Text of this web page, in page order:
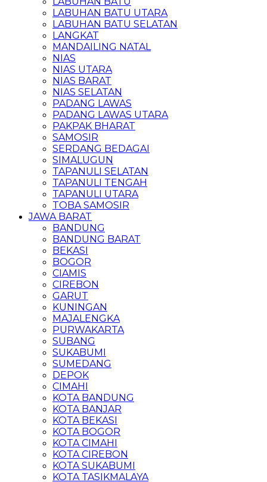
LABUHAN BATU UTARA
LABUHAN BATU SELATAN
LANGKAT
MANDAILING NATAL
NIAS
NIAS UTARA
NIAS BARAT
NIAS SELATAN
PADANG LAWAS
PADANG LAWAS UTARA
PAKPAK BHARAT
SAMOSIR
SERDANG BEDAGAI
SIMALUGUN
TAPANULI SELATAN
TAPANULI TENGAH
TAPANULI UTARA
TOBA SAMOSIR
JAWA BARAT
BANDUNG
BANDUNG BARAT
BEKASI
BOGOR
CIAMIS
CIREBON
GARUT
KUNINGAN
MAJALENGKA
PURWAKARTA
SUBANG
SUKABUMI
SUMEDANG
DEPOK
CIMAHI
KOTA BANDUNG
KOTA BANJAR
KOTA BEKASI
KOTA BOGOR
KOTA CIMAHI
KOTA CIREBON
KOTA SUKABUMI
KOTA TASIKMALAYA